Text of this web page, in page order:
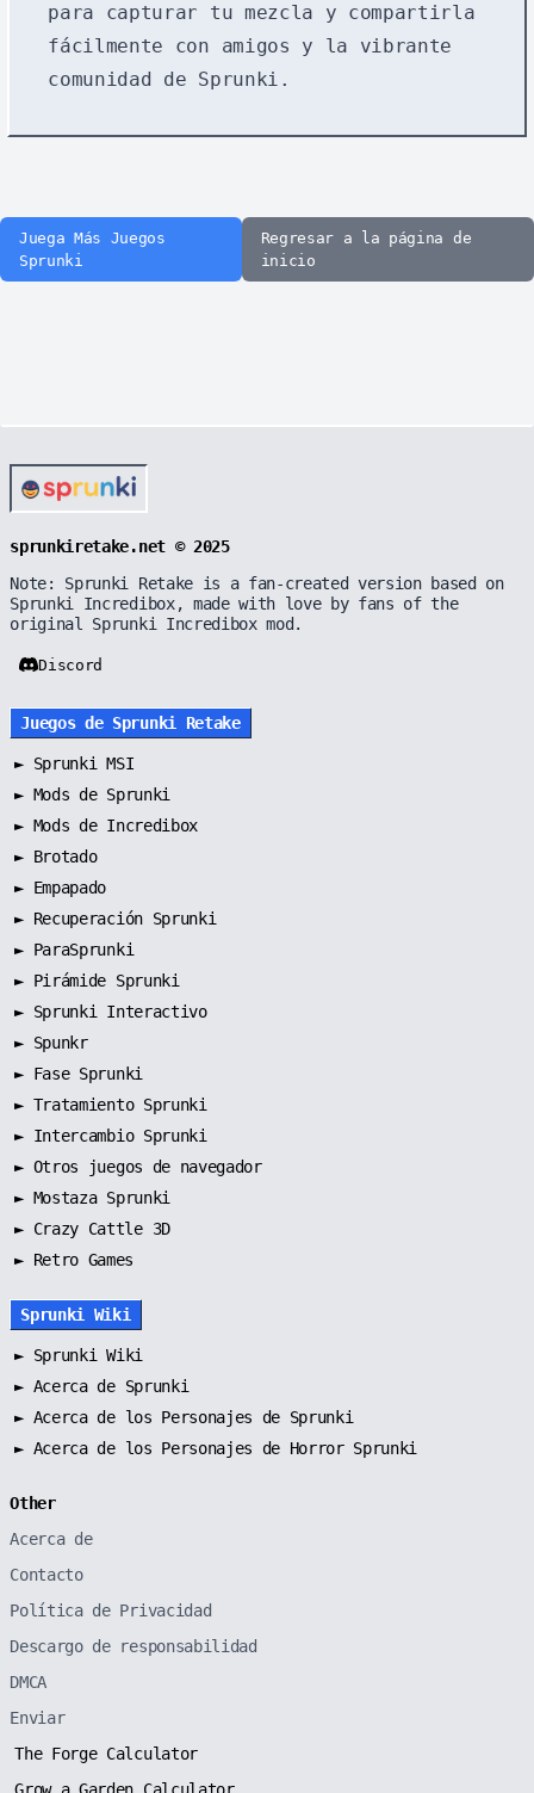
para capturar tu mezcla y compartirla
fácilmente con amigos y la vibrante
comunidad de Sprunki.
Juega Más Juegos
Sprunki
Regresar a la página de
inicio
sprunkiretake.net © 2025
Note: Sprunki Retake is a fan-created version based on
Sprunki Incredibox, made with love by fans of the
original Sprunki Incredibox mod.
Discord
Juegos de Sprunki Retake
► Sprunki MSI
► Mods de Sprunki
► Mods de Incredibox
► Brotado
► Empapado
► Recuperación Sprunki
► ParaSprunki
► Pirámide Sprunki
► Sprunki Interactivo
► Spunkr
► Fase Sprunki
► Tratamiento Sprunki
► Intercambio Sprunki
► Otros juegos de navegador
► Mostaza Sprunki
► Crazy Cattle 3D
► Retro Games
Sprunki Wiki
► Sprunki Wiki
► Acerca de Sprunki
► Acerca de los Personajes de Sprunki
► Acerca de los Personajes de Horror Sprunki
Other
Acerca de
Contacto
Política de Privacidad
Descargo de responsabilidad
DMCA
Enviar
The Forge Calculator
Grow a Garden Calculator